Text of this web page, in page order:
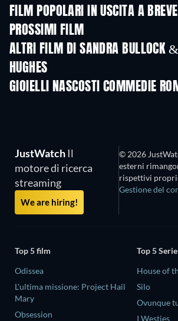
FILM POPOLARI IN USCITA A BREVE
PROSSIMI FILM
ALTRI FILM DI SANDRA BULLOCK &
HUGHES
GIOIELLI NASCOSTI COMMEDIE
JustWatch Il
motore di ricerca
streaming
We are hiring!
© 2026
esterni
rispettivi
Gestione del
Top 5 film
Odissea
L'ultima missione: Project Hail
Mary
Obsession
Top 5
House of
Silo
Ovunque
I Westies